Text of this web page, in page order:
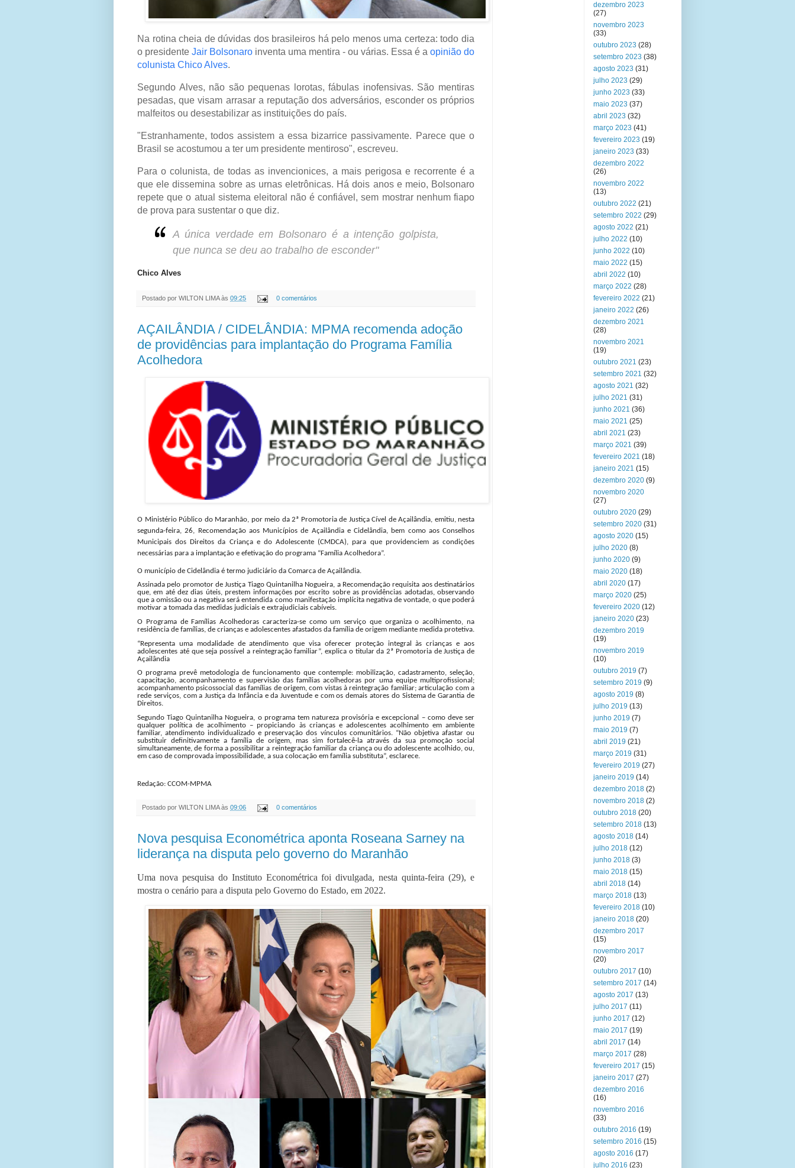
Na rotina cheia de dúvidas dos brasileiros há pelo menos uma certeza: todo dia
o presidente Jair Bolsonaro inventa uma mentira - ou várias. Essa é a opinião do
colunista Chico Alves.
Segundo Alves, não são pequenas lorotas, fábulas inofensivas. São mentiras
pesadas, que visam arrasar a reputação dos adversários, esconder os próprios
malfeitos ou desestabilizar as instituições do país.
"Estranhamente, todos assistem a essa bizarrice passivamente. Parece que o
Brasil se acostumou a ter um presidente mentiroso", escreveu.
Para o colunista, de todas as invencionices, a mais perigosa e recorrente é a
que ele dissemina sobre as urnas eletrônicas. Há dois anos e meio, Bolsonaro
repete que o atual sistema eleitoral não é confiável, sem mostrar nenhum fiapo
de prova para sustentar o que diz.
A única verdade em Bolsonaro é a intenção golpista,
que nunca se deu ao trabalho de esconder"
Chico Alves
Postado por WILTON LIMA às 09:25 0 comentários
AÇAILÂNDIA / CIDELÂNDIA: MPMA recomenda adoção
de providências para implantação do Programa Família
Acolhedora
O Ministério Público do Maranhão, por meio da 2ª Promotoria de Justiça Cível de Açailândia, emitiu, nesta
segunda-feira, 26, Recomendação aos Municípios de Açailândia e Cidelândia, bem como aos Conselhos
Municipais dos Direitos da Criança e do Adolescente (CMDCA), para que providenciem as condições
necessárias para a implantação e efetivação do programa “Família Acolhedora”.
O município de Cidelândia é termo judiciário da Comarca de Açailândia.
Assinada pelo promotor de Justiça Tiago Quintanilha Nogueira, a Recomendação requisita aos destinatários
que, em até dez dias úteis, prestem informações por escrito sobre as providências adotadas, observando
que a omissão ou a negativa será entendida como manifestação implícita negativa de vontade, o que poderá
motivar a tomada das medidas judiciais e extrajudiciais cabíveis.
O Programa de Famílias Acolhedoras caracteriza-se como um serviço que organiza o acolhimento, na
residência de famílias, de crianças e adolescentes afastados da família de origem mediante medida protetiva.
“Representa uma modalidade de atendimento que visa oferecer proteção integral às crianças e aos
adolescentes até que seja possível a reintegração familiar”, explica o titular da 2ª Promotoria de Justiça de
Açailândia
O programa prevê metodologia de funcionamento que contemple: mobilização, cadastramento, seleção,
capacitação, acompanhamento e supervisão das famílias acolhedoras por uma equipe multiprofissional;
acompanhamento psicossocial das famílias de origem, com vistas à reintegração familiar; articulação com a
rede serviços, com a Justiça da Infância e da Juventude e com os demais atores do Sistema de Garantia de
Direitos.
Segundo Tiago Quintanilha Nogueira, o programa tem natureza provisória e excepcional – como deve ser
qualquer política de acolhimento – propiciando às crianças e adolescentes acolhimento em ambiente
familiar, atendimento individualizado e preservação dos vínculos comunitários. “Não objetiva afastar ou
substituir definitivamente a família de origem, mas sim fortalecê-la através da sua promoção social
simultaneamente, de forma a possibilitar a reintegração familiar da criança ou do adolescente acolhido, ou,
em caso de comprovada impossibilidade, a sua colocação em família substituta”, esclarece.
Redação: CCOM-MPMA
Postado por WILTON LIMA às 09:06 0 comentários
Nova pesquisa Econométrica aponta Roseana Sarney na
liderança na disputa pelo governo do Maranhão
Uma nova pesquisa do Instituto Econométrica foi divulgada, nesta quinta-feira (29), e
mostra o cenário para a disputa pelo Governo do Estado, em 2022.
dezembro 2023
(27)
novembro 2023
(33)
outubro 2023 (28)
setembro 2023 (38)
agosto 2023 (31)
julho 2023 (29)
junho 2023 (33)
maio 2023 (37)
abril 2023 (32)
março 2023 (41)
fevereiro 2023 (19)
janeiro 2023 (33)
dezembro 2022
(26)
novembro 2022
(13)
outubro 2022 (21)
setembro 2022 (29)
agosto 2022 (21)
julho 2022 (10)
junho 2022 (10)
maio 2022 (15)
abril 2022 (10)
março 2022 (28)
fevereiro 2022 (21)
janeiro 2022 (26)
dezembro 2021
(28)
novembro 2021
(19)
outubro 2021 (23)
setembro 2021 (32)
agosto 2021 (32)
julho 2021 (31)
junho 2021 (36)
maio 2021 (25)
abril 2021 (23)
março 2021 (39)
fevereiro 2021 (18)
janeiro 2021 (15)
dezembro 2020 (9)
novembro 2020
(27)
outubro 2020 (29)
setembro 2020 (31)
agosto 2020 (15)
julho 2020 (8)
junho 2020 (9)
maio 2020 (18)
abril 2020 (17)
março 2020 (25)
fevereiro 2020 (12)
janeiro 2020 (23)
dezembro 2019
(19)
novembro 2019
(10)
outubro 2019 (7)
setembro 2019 (9)
agosto 2019 (8)
julho 2019 (13)
junho 2019 (7)
maio 2019 (7)
abril 2019 (21)
março 2019 (31)
fevereiro 2019 (27)
janeiro 2019 (14)
dezembro 2018 (2)
novembro 2018 (2)
outubro 2018 (20)
setembro 2018 (13)
agosto 2018 (14)
julho 2018 (12)
junho 2018 (3)
maio 2018 (15)
abril 2018 (14)
março 2018 (13)
fevereiro 2018 (10)
janeiro 2018 (20)
dezembro 2017
(15)
novembro 2017
(20)
outubro 2017 (10)
setembro 2017 (14)
agosto 2017 (13)
julho 2017 (11)
junho 2017 (12)
maio 2017 (19)
abril 2017 (14)
março 2017 (28)
fevereiro 2017 (15)
janeiro 2017 (27)
dezembro 2016
(16)
novembro 2016
(33)
outubro 2016 (19)
setembro 2016 (15)
agosto 2016 (17)
julho 2016 (23)